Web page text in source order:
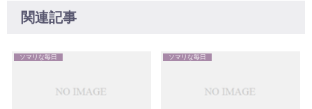
関連記事
ソマリな毎日 ソマリな毎日